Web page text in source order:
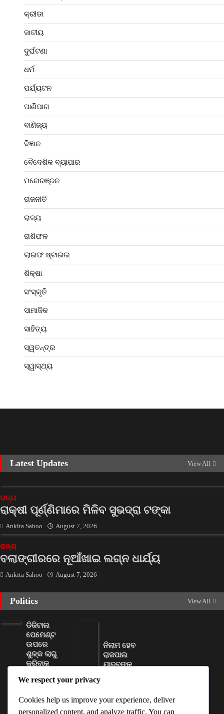
କ୍ରୀଡା
ଜାତୀୟ
ଦୁର୍ଘଟଣା
ଧର୍ମ
ପର୍ଯ୍ୟଟନ
ପାଣିପାଗ
ବାଣିଜ୍ୟ
ବିଜ୍ଞାନ
ବୈଦେଶିକ ବ୍ୟାପାର
ମନୋରଞ୍ଜନ
ରାଜନୀତି
ରାଜ୍ୟ
ରାଶିଫଳ
ଲାଇଫ ଷ୍ଟାଇଲ
ଶିକ୍ଷା
ସଂସ୍କୃତି
ସାମାଜିକ
ସାହିତ୍ୟ
ସ୍ୱତନ୍ତ୍ର
ସ୍ୱାସ୍ଥ୍ୟ
Latest Updates View All
ରାଜ୍ୟ
ରାକ୍ଷୀ ପୂର୍ଣ୍ଣିମାରେ ମିଳିବ ସୁଭଦ୍ରା ଟଙ୍କା
Ankita Sahoo August 7, 2026
ରାଜ୍ୟ
ବଲାଙ୍ଗୀରରେ ନୂଆଁଖାଇ ଲଗ୍ନ ଧାର୍ଯ୍ୟ
Ankita Sahoo August 7, 2026
Politics View All
ଡିଜିଟାଲ
ପେମେଣ୍ଟ
ଉପରେ
ଶୁଳ୍କ ଲାଗୁ
କରିବାକୁ
ମିଳିଲା
ନିଲାମ ହେବ
ରାଜପାଲ
ଯାଦବଙ୍କ
D Dash
August
We respect your privacy
Cookies help us improve your experience, deliver
personalized content, and analyze traffic. You can